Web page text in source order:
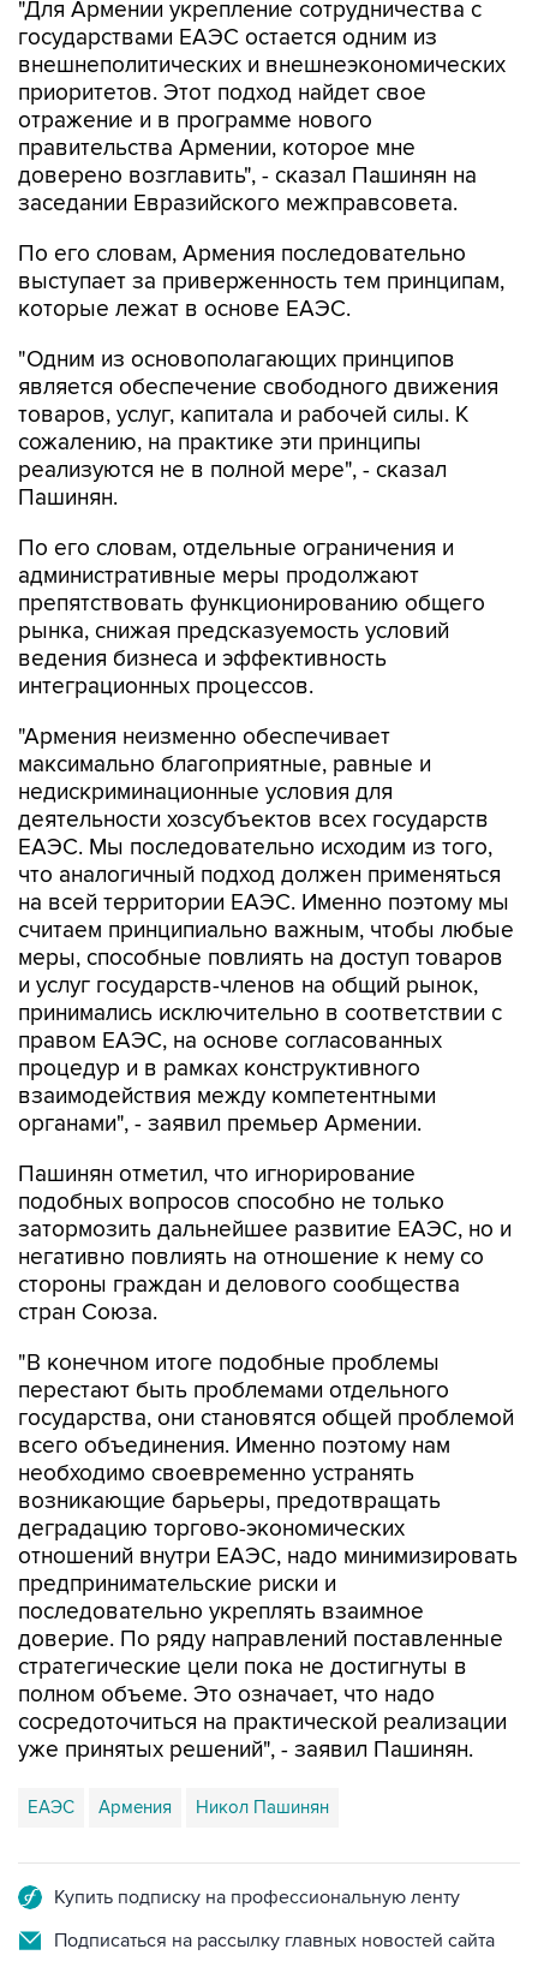
внешнеполитических и внешнеэкономических
приоритетов. Этот подход найдет свое
отражение и в программе нового
правительства Армении, которое мне
доверено возглавить", - сказал Пашинян на
заседании Евразийского межправсовета.
По его словам, Армения последовательно
которые лежат в основе ЕАЭС.
"Одним из основополагающих принципов
товаров, услуг, капитала и рабочей силы. К
сожалению, на практике эти принципы
реализуются не в полной мере", - сказал
Пашинян.
По его словам, отдельные ограничения и
препятствовать функционированию общего
рынка, снижая предсказуемость условий
ведения бизнеса и эффективность
интеграционных процессов.
"Армения неизменно обеспечивает
недискриминационные условия для
деятельности хозсубъектов всех государств
ЕАЭС. Мы последовательно исходим из того,
что аналогичный подход должен применяться
на всей территории ЕАЭС. Именно поэтому мы
считаем принципиально важным, чтобы любые
меры, способные повлиять на доступ товаров
и услуг государств-членов на общий рынок,
принимались исключительно в соответствии с
правом ЕАЭС, на основе согласованных
процедур и в рамках конструктивного
взаимодействия между компетентными
органами", - заявил премьер Армении.
Пашинян отметил, что игнорирование
затормозить дальнейшее развитие ЕАЭС, но и
негативно повлиять на отношение к нему со
стороны граждан и делового сообщества
стран Союза.
"В конечном итоге подобные проблемы
государства, они становятся общей проблемой
всего объединения. Именно поэтому нам
необходимо своевременно устранять
возникающие барьеры, предотвращать
деградацию торгово-экономических
отношений внутри ЕАЭС, надо минимизировать
предпринимательские риски и
последовательно укреплять взаимное
доверие. По ряду направлений поставленные
стратегические цели пока не достигнуты в
полном объеме. Это означает, что надо
сосредоточиться на практической реализации
уже принятых решений", - заявил Пашинян.
ЕАЭС Армения Никол Пашинян
Подписаться на рассылку главных новостей сайта
Получать оперативные новости в официальном